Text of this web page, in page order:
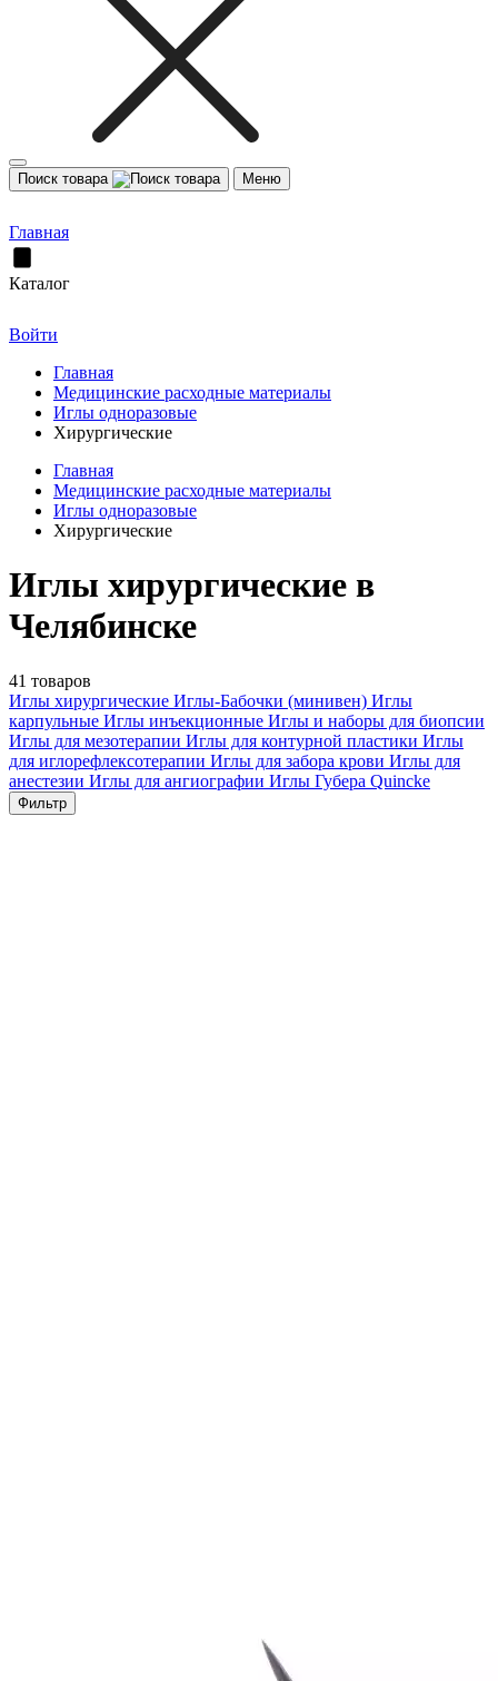
Поиск товара Меню
Главная
Каталог
Войти
Главная
Медицинские расходные материалы
Иглы одноразовые
Хирургические
Главная
Медицинские расходные материалы
Иглы одноразовые
Хирургические
Иглы хирургические в
Челябинске
41 товаров
Иглы хирургические Иглы-Бабочки (минивен) Иглы
карпульные Иглы инъекционные Иглы и наборы для биопсии
Иглы для мезотерапии Иглы для контурной пластики Иглы
для иглорефлексотерапии Иглы для забора крови Иглы для
анестезии Иглы для ангиографии Иглы Губера Quincke
Фильтр